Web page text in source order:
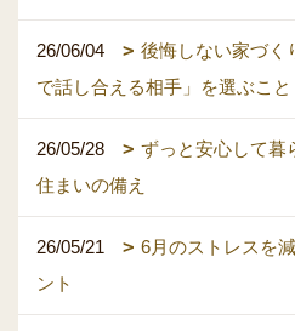
26/06/04
後悔しない家づく
で話し合える相手」を選ぶこと
26/05/28
ずっと安心して暮
住まいの備え
26/05/21
6月のストレスを
ント